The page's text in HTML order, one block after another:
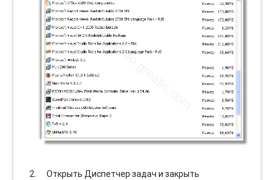
Открыть Диспетчер задач и закрыть